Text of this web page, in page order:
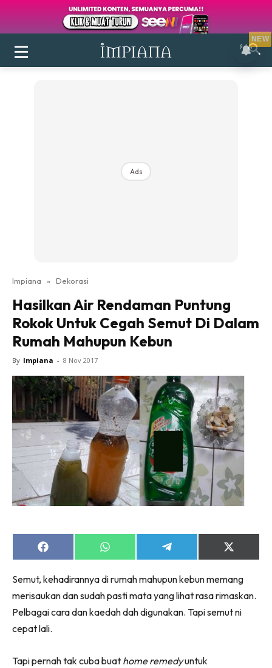
Login|Register
Ruang Makan
Ruang Tamu
Direktori
Interior Design
Landskap
DIY
Bilik Air
Bilik Tidur
Dapur
Ruang Makan
Make Over
Bilik Air
Ruang Makan
Menarik Lagi
Casa Impiana
Impiana Makeover
Ads
Impiana » Dekorasi
Hasilkan Air Rendaman Puntung
Rokok Untuk Cegah Semut Di Dalam
Rumah Mahupun Kebun
By Impiana - 8 Nov 2017
Share
on
Share
on
Share
on
Share
on
(Twitter)
Semut, kehadirannya di rumah mahupun kebun memang
merisaukan dan sudah pasti mata yang lihat rasa rimaskan.
Pelbagai cara dan kaedah dah digunakan. Tapi semut ni
cepat lali.
Tapi pernah tak cuba buat home remedyuntuk
NEW